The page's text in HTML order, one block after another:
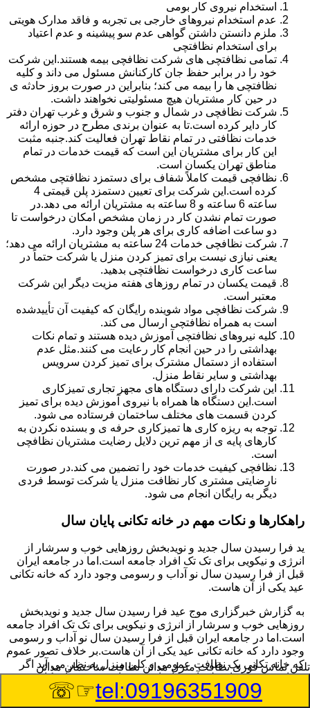
استخدام نیروی کار بومی
عدم استخدام نیروهای خارجی بی تجربه و فاقد مدارک هویتی
ملزم دانستن داشتن گواهی عدم سو پیشینه و عدم اعتیاد
برای استخدام نظافتچی
تمامی نظافتچی های شرکت نظافچی بیمه هستند.این شرکت
خود را در برابر حفظ جان کارکنانش مسئول می داند و کلیه
نظافتچی ها را بیمه می کند؛ بنابراین در صورت بروز حادثه ی
در حین کار مشتریان هیچ مسئولیتی نخواهند داشت.
شرکت نظافچی در شمال و جنوب و شرق و غرب تهران دفتر
کار دایر کرده است.تا به عنوان برندی مطرح در حوزه ارائه
خدمات نظافتی در تمام نقاط تهران فعالیت کند.جنبه مثبت
این کار برای مشتریان این است که قیمت خدمات در تمام
مناطق تهران یکسان است.
نظافچی قیمت کاملاً شفاف برای دستمزد نظافتچی مشخص
کرده است.این شرکت برای تعیین دستمزد پلن قیمتی 4
ساعته 6 ساعته و 8 ساعته به مشتریان ارائه می دهد.در
صورت تمام نشدن کار در زمان مشخص امکان درخواست تا
دو ساعت اضافه کاری برای هر پلن وجود دارد.
شرکت نظافچی خدمات 24 ساعته به مشتریان ارائه می دهد؛
یعنی نیازی نیست برای تمیز کردن منزل یا شرکت حتماً در
ساعت کاری درخواست نظافتچی بدهید.
قیمت یکسان در تمام روزهای هفته مزیت دیگر این شرکت
معتبر است.
شرکت نظافچی مواد شوینده رایگان که کیفیت آن تأییدشده
است به همراه نظافتچی ارسال می کند.
کلیه نیروهای نظافتچی آموزش دیده هستند و تمام نکات
بهداشتی را در حین انجام کار رعایت می کنند.مثل عدم
استفاده از دستمال مشترک برای تمیز کردن سرویس
بهداشتی و سایر نقاط منزل.
این شرکت دارای دستگاه های مجهز تجاری تمیزکاری
است.این دستگاه ها همراه با نیروی آموزش دیده برای تمیز
کردن قسمت های مختلف ساختمان فرستاده می شود.
توجه به ریزه کاری ها تمیزکاری حرفه ی و بسنده نکردن به
کارهای پایه ی از مهم ترین دلایل رضایت مشتریان نظافچی
است.
نظافچی کیفیت خدمات خود را تضمین می کند.در صورت
نارضایتی مشتری کار نظافت منزل یا شرکت توسط فردی
دیگر به رایگان انجام می شود.
راهکارها و نکات مهم در خانه تکانی پایان سال
ید فرا رسیدن سال جدید و نویدبخش روزهایی خوب و سرشار از
انرژی و نیکویی برای تک تک افراد جامعه است.اما در جامعه ایران
قبل از فرا رسیدن سال نو آداب و رسومی وجود دارد که خانه تکانی
عید یکی از آن هاست.
به گزارش خبرگزاری موج عید فرا رسیدن سال جدید و نویدبخش
روزهایی خوب و سرشار از انرژی و نیکویی برای تک تک افراد جامعه
است.اما در جامعه ایران قبل از فرا رسیدن سال نو آداب و رسومی
وجود دارد که خانه تکانی عید یکی از آن هاست.بر خلاف تصور عموم
که خانه تکانی یک نظافت عمومی و کلی منزل به نظر می آید اگر
بخواهیم به طور اصولی آن را انجام دهیم باید به برخی از نکات توجه
بیشتر داشته باشیم.
تلفن تماس فورینظافت منزل مدائن نظافت ساختمان مدائن
tel:09196351909
☞☏